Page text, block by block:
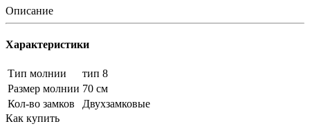
Описание
Характеристики
Тип молнии
тип 8
Размер молнии 70 см
Кол-во замков
Двухзамковые
Как купить